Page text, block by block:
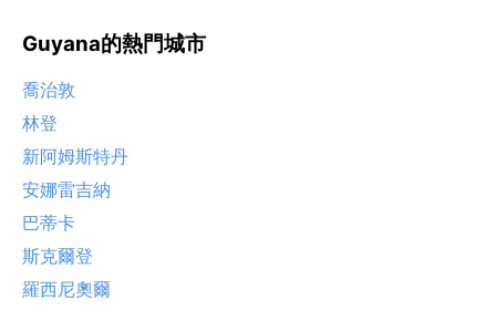
Guyana的熱門城市
喬治敦
林登
新阿姆斯特丹
安娜雷吉納
巴蒂卡
斯克爾登
羅西尼奧爾